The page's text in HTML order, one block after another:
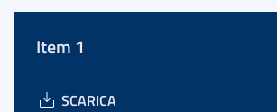
Item 1
SCARICA